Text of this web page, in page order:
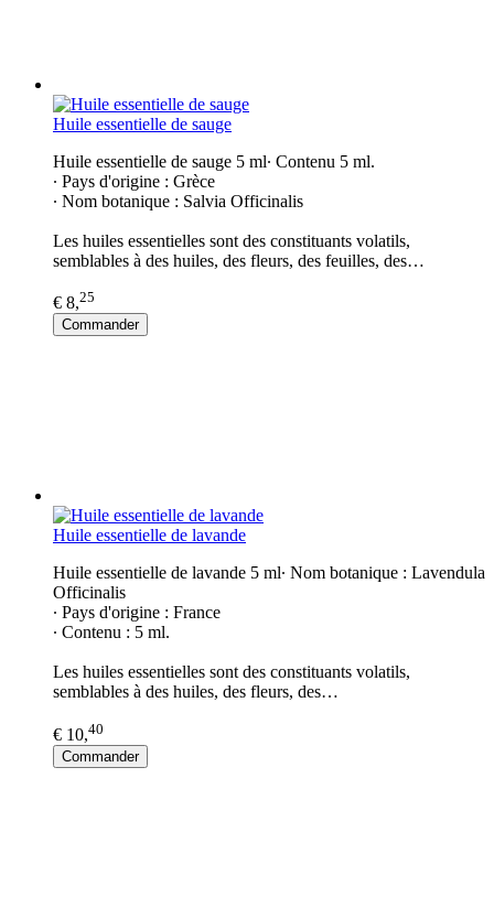
Huile essentielle de sauge
Huile essentielle de sauge 5 ml∙ Contenu 5 ml.
∙ Pays d'origine : Grèce
∙ Nom botanique : Salvia Officinalis
Les huiles essentielles sont des constituants volatils,
semblables à des huiles, des fleurs, des feuilles, des…
€ 8,25
Commander
Huile essentielle de lavande
Huile essentielle de lavande 5 ml∙ Nom botanique : Lavendula
Officinalis
∙ Pays d'origine : France
∙ Contenu : 5 ml.
Les huiles essentielles sont des constituants volatils,
semblables à des huiles, des fleurs, des…
€ 10,40
Commander